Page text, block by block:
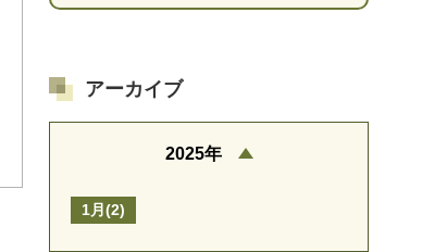
アーカイブ
2025年
1月(2)